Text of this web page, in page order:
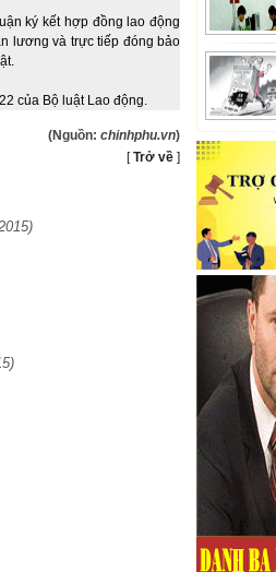
ký kết hợp đồng lao động
lương và trực tiếp đóng bảo
của Bộ luật Lao động.
(Nguồn: chinhphu.vn)
[Trở về ]